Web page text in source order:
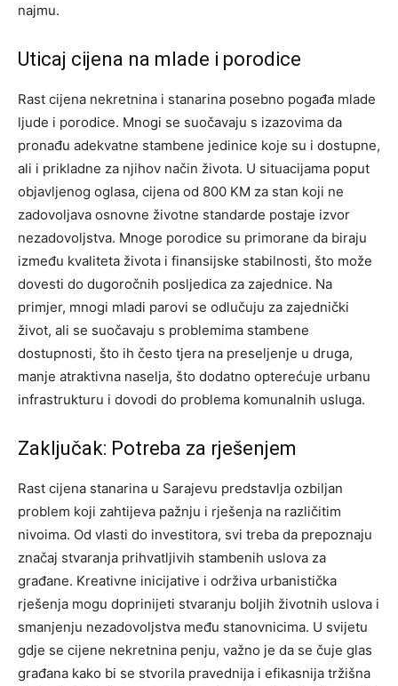
najmu.
Uticaj cijena na mlade i porodice
Rast cijena nekretnina i stanarina posebno pogađa mlade
ljude i porodice. Mnogi se suočavaju s izazovima da
pronađu adekvatne stambene jedinice koje su i dostupne,
ali i prikladne za njihov način života. U situacijama poput
objavljenog oglasa, cijena od 800 KM za stan koji ne
zadovoljava osnovne životne standarde postaje izvor
nezadovoljstva. Mnoge porodice su primorane da biraju
između kvaliteta života i finansijske stabilnosti, što može
dovesti do dugoročnih posljedica za zajednice. Na
primjer, mnogi mladi parovi se odlučuju za zajednički
život, ali se suočavaju s problemima stambene
dostupnosti, što ih često tjera na preseljenje u druga,
manje atraktivna naselja, što dodatno opterećuje urbanu
infrastrukturu i dovodi do problema komunalnih usluga.
Zaključak: Potreba za rješenjem
Rast cijena stanarina u Sarajevu predstavlja ozbiljan
problem koji zahtijeva pažnju i rješenja na različitim
nivoima. Od vlasti do investitora, svi treba da prepoznaju
značaj stvaranja prihvatljivih stambenih uslova za
građane. Kreativne inicijative i održiva urbanistička
rješenja mogu doprinijeti stvaranju boljih životnih uslova i
smanjenju nezadovoljstva među stanovnicima. U svijetu
gdje se cijene nekretnina penju, važno je da se čuje glas
građana kako bi se stvorila pravednija i efikasnija tržišna